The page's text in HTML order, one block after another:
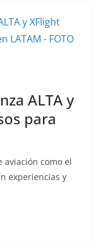
ALTA y
para
aviación como el
experiencias y